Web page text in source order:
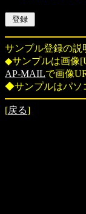
サンプル登録の説
◆サンプルは画像
AP-MAILで画像
◆サンプルはパソ
[戻る]